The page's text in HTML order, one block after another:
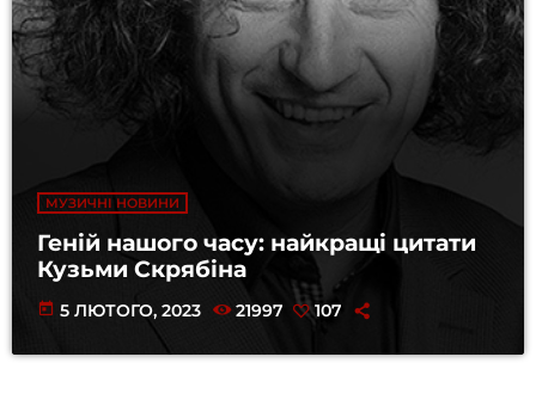
МУЗИЧНІ НОВИНИ
Геній нашого часу: найкращі цитати
Кузьми Скрябіна
today 5 ЛЮТОГО, 2023 21997 107